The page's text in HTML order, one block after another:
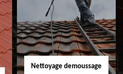
Isolation toiture 31
Nettoyage demoussage